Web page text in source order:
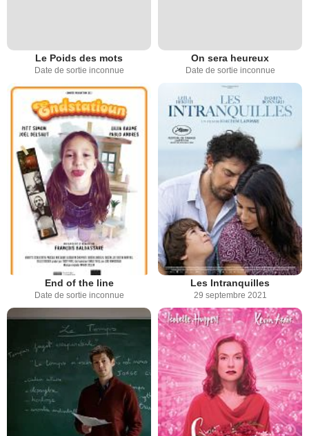
Le Poids des mots
Date de sortie inconnue
On sera heureux
Date de sortie inconnue
End of the line
Date de sortie inconnue
Les Intranquilles
29 septembre 2021